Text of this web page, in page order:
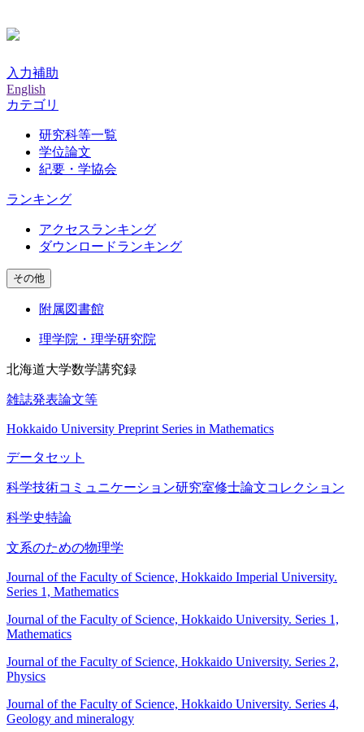
入力補助
English
カテゴリ
研究科等一覧
学位論文
紀要・学協会
ランキング
アクセスランキング
ダウンロードランキング
その他
附属図書館
理学院・理学研究院
北海道大学数学講究録
雑誌発表論文等
Hokkaido University Preprint Series in Mathematics
データセット
科学技術コミュニケーション研究室修士論文コレクション
科学史特論
文系のための物理学
Journal of the Faculty of Science, Hokkaido Imperial University.
Series 1, Mathematics
Journal of the Faculty of Science, Hokkaido University. Series 1,
Mathematics
Journal of the Faculty of Science, Hokkaido University. Series 2,
Physics
Journal of the Faculty of Science, Hokkaido University. Series 4,
Geology and mineralogy